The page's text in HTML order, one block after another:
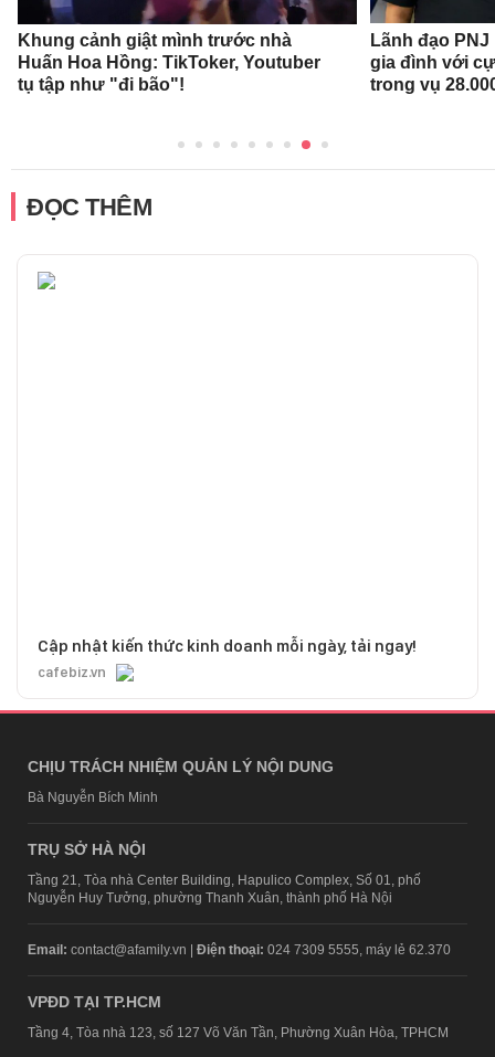
Khung cảnh giật mình trước nhà
Huấn Hoa Hồng: TikToker, Youtuber
tụ tập như "đi bão"!
Lãnh đạo
gia đình với
trong vụ
ĐỌC THÊM
Cập nhật kiến thức kinh doanh mỗi ngày, tải ngay!
cafebiz.vn
CHỊU TRÁCH NHIỆM QUẢN LÝ NỘI DUNG
Bà Nguyễn Bích Minh
TRỤ SỞ HÀ NỘI
Tầng 21, Tòa nhà Center Building, Hapulico Complex, Số 01, phố
Nguyễn Huy Tưởng, phường Thanh Xuân, thành phố Hà Nội
Email: contact@afamily.vn | Điện thoại: 024 7309 5555, máy lẻ 62.370
VPĐD TẠI TP.HCM
Tầng 4, Tòa nhà 123, số 127 Võ Văn Tần, Phường Xuân Hòa, TPHCM